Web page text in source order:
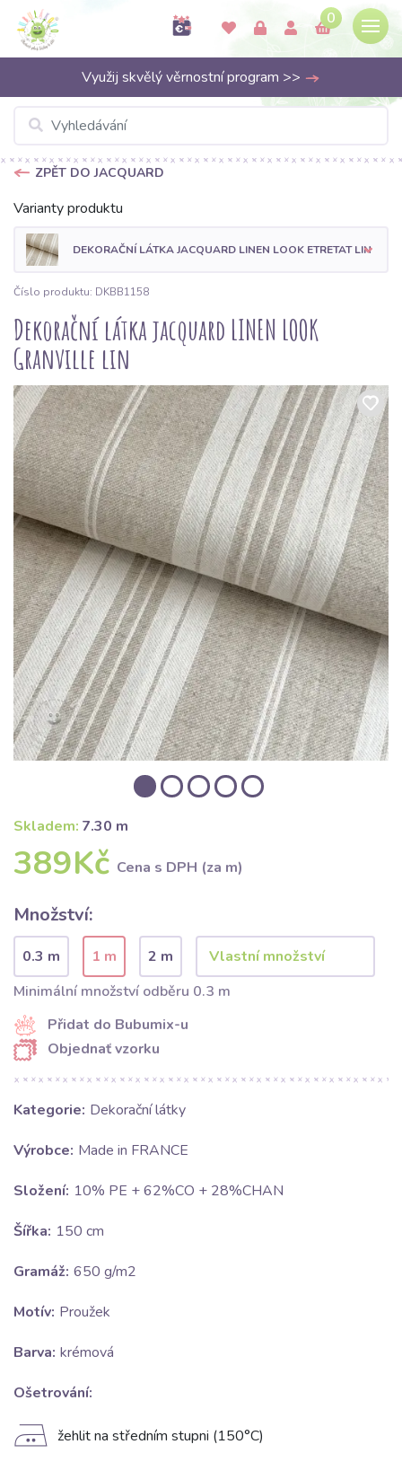
0
Využij skvělý věrnostní program >>
ZPĚT DO JACQUARD
Varianty produktu
DEKORAČNÍ LÁTKA JACQUARD LINEN LOOK ETRETAT LIN
Číslo produktu: DKBB1158
Dekorační látka jacquard LINEN LOOK
Granville lin
Skladem: 7.30 m
389Kč Cena s DPH (za m)
Množství:
0.3 m 1 m
2 m
Minimální množství odběru 0.3 m
Přidat do Bubumix-u
Objednať vzorku
Kategorie: Dekorační látky
Výrobce: Made in FRANCE
Složení: 10% PE + 62%CO + 28%CHAN
Šířka: 150 cm
Gramáž: 650 g/m2
Motív: Proužek
Barva: krémová
Ošetrování:
E žehlit na středním stupni (150°C)